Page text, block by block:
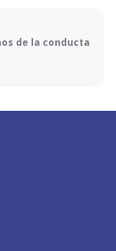
de la conducta